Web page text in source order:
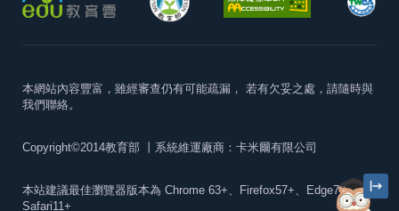
本網站內容豐富，雖經審查仍有可能疏漏， 若有欠妥之處，請隨時與
我們聯絡。
Copyright©2014教育部 丨系統維運廠商：卡米爾有限公司
本站建議最佳瀏覽器版本為 Chrome 63+、Firefox57+、Edge79+及
Safari11+